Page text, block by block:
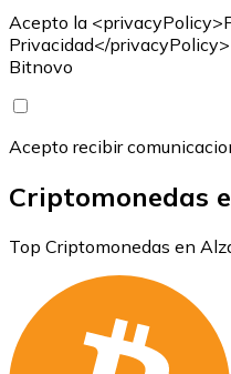
Acepto la
Privacidad</
Bitnovo
Acepto recibir
Criptomonedas
Top Criptomonedas en